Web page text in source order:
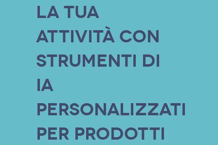
la tua
attività con
strumenti di
IA
personalizzati
per prodotti